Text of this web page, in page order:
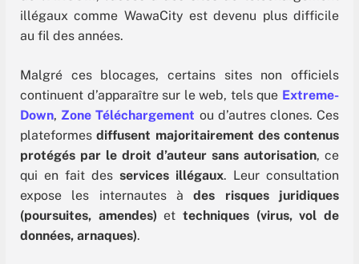
illégaux comme WawaCity est devenu plus difficile
au fil des années.
Malgré ces blocages, certains sites non officiels
continuent d’apparaître sur le web, tels que Extreme-
Down,Zone Téléchargement ou d’autres clones. Ces
plateformesdiffusent majoritairement des contenus
protégés par le droit d’auteur sans autorisation, ce
qui en fait des services illégaux. Leur consultation
expose les internautes àdes risques juridiques
(poursuites, amendes) ettechniques (virus, vol de
données, arnaques).